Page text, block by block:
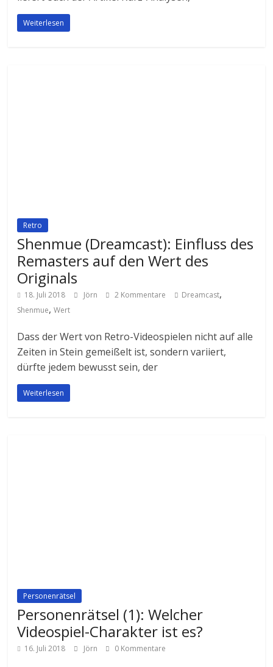
Weiterlesen
Retro
Shenmue (Dreamcast): Einfluss des
Remasters auf den Wert des
Originals
18. Juli 2018 Jörn 2 Kommentare Dreamcast,
Shenmue,Wert
Dass der Wert von Retro-Videospielen nicht auf alle
Zeiten in Stein gemeißelt ist, sondern variiert,
dürfte jedem bewusst sein, der
Weiterlesen
Personenrätsel
Personenrätsel (1): Welcher
Videospiel-Charakter ist es?
16. Juli 2018 Jörn 0 Kommentare